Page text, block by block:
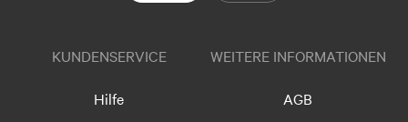
KUNDENSERVICE
Hilfe
WEITERE INFORMATIONEN
AGB